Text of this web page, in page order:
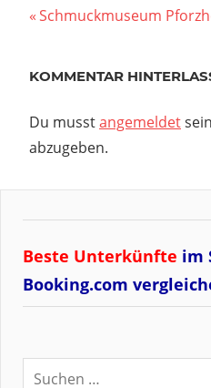
Vorheriger
Schmuckmuseum
KOMMENTAR
Du musstangemeldet
abzugeben.
Beste Unterkünfte im
Booking.com